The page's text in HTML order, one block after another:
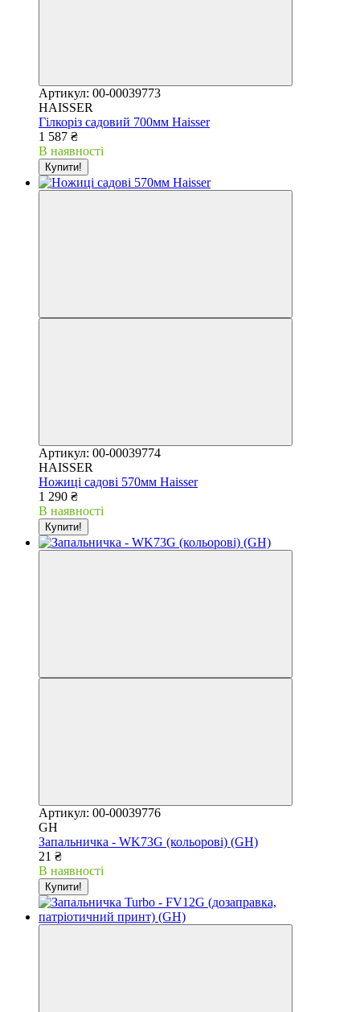
Артикул: 00-00039773
HAISSER
Гілкоріз садовий 700мм Haisser
1 587 ₴
В наявності
Купити!
Артикул: 00-00039774
HAISSER
Ножиці садові 570мм Haisser
1 290 ₴
В наявності
Купити!
Артикул: 00-00039776
GH
Запальничка - WK73G (кольорові) (GH)
21 ₴
В наявності
Купити!